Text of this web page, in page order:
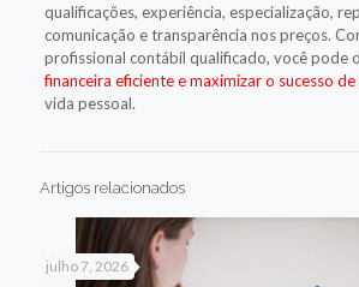
qualificações, experiência, especialização,
comunicação e transparência nos preços.
profissional contábil qualificado, você pode
financeira eficiente e maximizar o sucesso de
vida pessoal.
Artigos relacionados
julho 7, 2026